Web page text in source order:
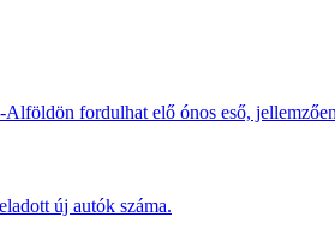
fordulhat elő ónos eső,
új autók száma.